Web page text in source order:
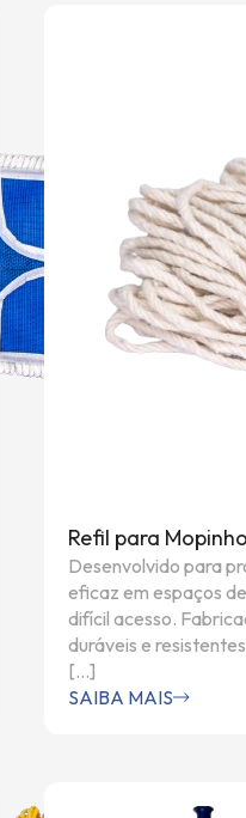
Refil para
Desenvolvido para
eficaz em espaços
difícil acesso.
duráveis e
[…]
SAIBA MAIS